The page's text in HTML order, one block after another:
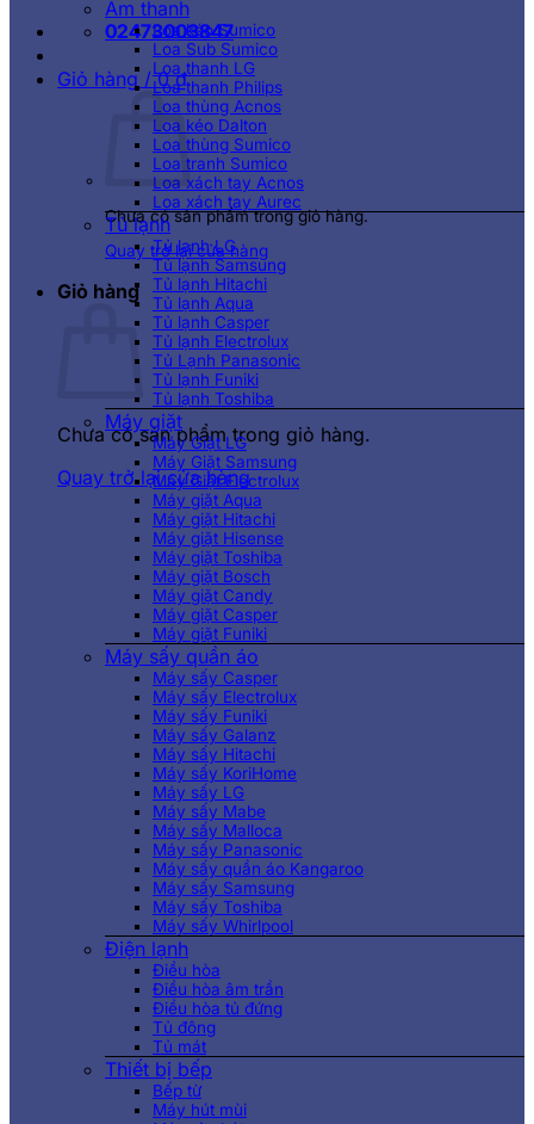
02473003847
Giỏ hàng /0₫
Chưa có sản phẩm trong giỏ hàng.
Quay trở lại cửa hàng
Giỏ hàng
Chưa có sản phẩm trong giỏ hàng.
Quay trở lại cửa hàng
Âm thanh
Loa kéo Sumico
Loa Sub Sumico
Loa thanh LG
Loa thanh Philips
Loa thùng Acnos
Loa kéo Dalton
Loa thùng Sumico
Loa tranh Sumico
Loa xách tay Acnos
Loa xách tay Aurec
Tủ lạnh
Tủ lạnh LG
Tủ lạnh Samsung
Tủ lạnh Hitachi
Tủ lạnh Aqua
Tủ lạnh Casper
Tủ lạnh Electrolux
Tủ Lạnh Panasonic
Tủ lạnh Funiki
Tủ lạnh Toshiba
Máy giặt
Máy Giặt LG
Máy Giặt Samsung
Máy Giặt Electrolux
Máy giặt Aqua
Máy giặt Hitachi
Máy giặt Hisense
Máy giặt Toshiba
Máy giặt Bosch
Máy giặt Candy
Máy giặt Casper
Máy giặt Funiki
Máy sấy quần áo
Máy sấy Casper
Máy sấy Electrolux
Máy sấy Funiki
Máy sấy Galanz
Máy sấy Hitachi
Máy sấy KoriHome
Máy sấy LG
Máy sấy Mabe
Máy sấy Malloca
Máy sấy Panasonic
Máy sấy quần áo Kangaroo
Máy sấy Samsung
Máy sấy Toshiba
Máy sấy Whirlpool
Điện lạnh
Điều hòa
Điều hòa âm trần
Điều hòa tủ đứng
Tủ đông
Tủ mát
Thiết bị bếp
Bếp từ
Máy hút mùi